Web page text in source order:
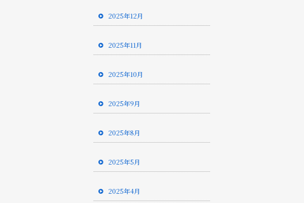
2025年12月
2025年11月
2025年10月
2025年9月
2025年8月
2025年5月
2025年4月